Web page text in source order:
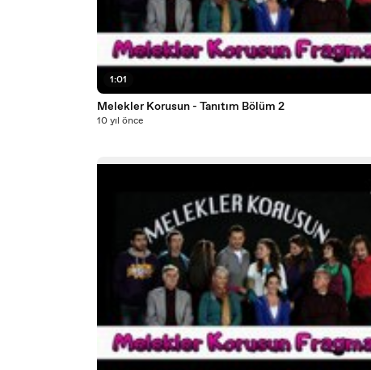
1:01
Melekler Korusun - Tanıtım Bölüm 2
10 yıl önce